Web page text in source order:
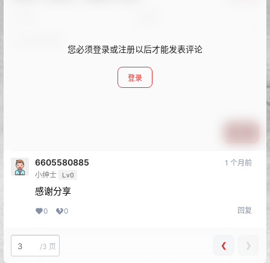
您必须登录或注册以后才能发表评论
登录
6605580885
小绅士 Lv0
1 个月前
感谢分享
0 0 回复
/3 页 ❮ ❯